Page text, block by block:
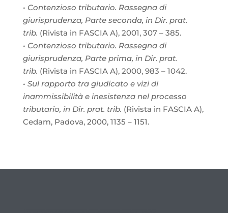
• Contenzioso tributario. Rassegna di
giurisprudenza, Parte seconda, in Dir. prat.
trib. (Rivista in FASCIA A), 2001, 307 – 385.
• Contenzioso tributario. Rassegna di
giurisprudenza, Parte prima, in Dir. prat.
trib. (Rivista in FASCIA A), 2000, 983 – 1042.
• Sul rapporto tra giudicato e vizi di
inammissibilità e inesistenza nel processo
tributario, in Dir. prat. trib. (Rivista in FASCIA A),
Cedam, Padova, 2000, 1135 – 1151.